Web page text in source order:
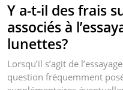
Y a-t-il des frais
associés à
lunettes?
Lorsqu’il s’agit de
question fréquemment